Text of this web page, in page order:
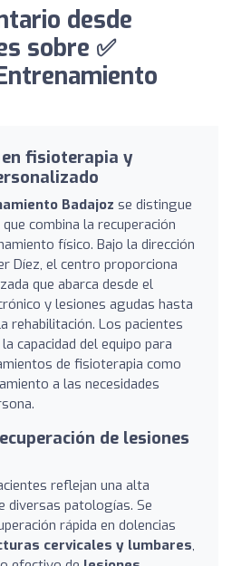
desde
sobre ✅
fisioterapia y
Badajoz se distingue
combina la recuperación
físico. Bajo la dirección
Díez, el centro proporciona
que abarca desde el
y lesiones agudas hasta
rehabilitación. Los pacientes
capacidad del equipo para
de fisioterapia como
a las necesidades
de lesiones
reflejan una alta
diversas patologías. Se
rápida en dolencias
cervicales y lumbares,